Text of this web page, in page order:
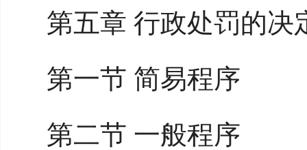
第五章 行政处罚的决
第一节 简易程序
第二节 一般程序